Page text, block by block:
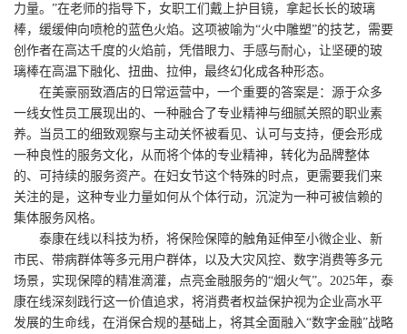
力量。”在老师的指导下，女职工们戴上护目镜，拿起长长的玻璃
棒，缓缓伸向喷枪的蓝色火焰。这项被喻为“火中雕塑”的技艺，需要
创作者在高达千度的火焰前，凭借眼力、手感与耐心，让坚硬的玻
璃棒在高温下融化、扭曲、拉伸，最终幻化成各种形态。
在美豪丽致酒店的日常运营中，一个重要的答案是：源于众多
一线女性员工展现出的、一种融合了专业精神与细腻关照的职业素
养。当员工的细致观察与主动关怀被看见、认可与支持，便会形成
一种良性的服务文化，从而将个体的专业精神，转化为品牌整体
的、可持续的服务资产。在妇女节这个特殊的时点，更需要我们来
关注的是，这种专业力量如何从个体行动，沉淀为一种可被信赖的
集体服务风格。
泰康在线以科技为桥，将保险保障的触角延伸至小微企业、新
市民、带病群体等多元用户群体，以及大灾风控、数字消费等多元
场景，实现保障的精准滴灌，点亮金融服务的“烟火气”。2025年，泰
康在线深刻践行这一价值追求，将消费者权益保护视为企业高水平
发展的生命线，在消保合规的基础上，将其全面融入“数字金融”战略